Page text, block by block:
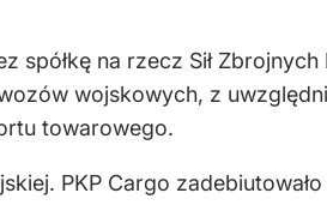
na rzecz Sił Zbrojnych
wojskowych, z
towarowego.
PKP Cargo zadebiutowało